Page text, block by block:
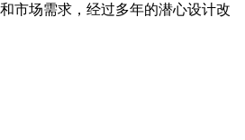
市场需求，经过多年的潜心设计改